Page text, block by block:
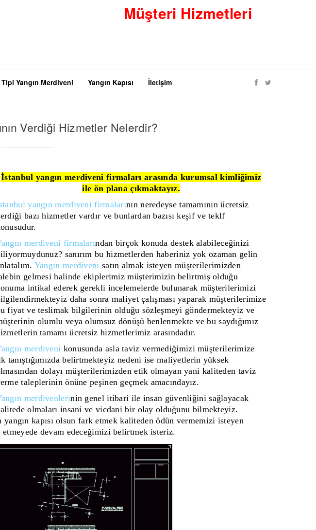
Müşteri Hizmetleri
Yangın Merdiveni Yangın Kapısı İletişim
Verdiği Hizmetler Nelerdir?
İstanbul yangın merdiveni firmaları arasında kurumsal kimliğimiz
ile ön plana çıkmaktayız.
yangın merdiveni firmalarının neredeyse tamamının ücretsiz
bazı hizmetler vardır ve bunlardan bazısı keşif ve teklf
merdiveni firmalarından birçok konuda destek alabileceğinizi
sanırım bu hizmetlerden haberiniz yok ozaman gelin
Yangın merdiveni satın almak isteyen müşterilerimizden
gelmesi halinde ekiplerimiz müşterimizin belirtmiş olduğu
intikal ederek gerekli incelemelerde bulunarak müşterilerimizi
daha sonra maliyet çalışması yaparak müşterilerimize
fiyat ve teslimak bilgilerinin olduğu sözleşmeyi göndermekteyiz ve
olumlu veya olumsuz dönüşü benlenmekte ve bu saydığımız
tamamı ücretsiz hizmetlerimiz arasındadır.
merdiveni konusunda asla taviz vermediğimizi müşterilerimize
tanıştığımızda belirtmekteyiz nedeni ise maliyetlerin yüksek
dolayı müşterilerimizden etik olmayan yani kaliteden taviz
taleplerinin önüne peşinen geçmek amacındayız.
merdivenlerinin genel itibari ile insan güvenliğini sağlayacak
olmaları insani ve vicdani bir olay olduğunu bilmekteyiz.
kapısı olsun fark etmek kaliteden ödün vermemizi isteyen
devam edeceğimizi belirtmek isteriz.